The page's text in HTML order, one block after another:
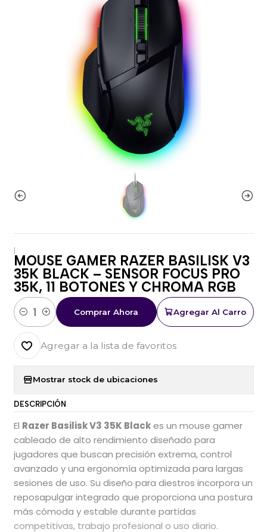
|
MOUSE GAMER RAZER BASILISK V3
35K BLACK – SENSOR FOCUS PRO
35K, 11 BOTONES Y CHROMA RGB
Cantidad
Agregar Al Carro
Comprar Ahora
Agregar a la lista de favoritos
Mostrar stock de ubicaciones
DESCRIPCIÓN
El Razer Basilisk V3 35K Blackes un mouse gamer
cableado de alto rendimiento diseñado para
jugadores que buscan precisión extrema, control
avanzado y una ergonomía optimizada para largas
sesiones de uso. Su diseño para diestros incorpora un
reposapulgar integrado que proporciona una postura
más cómoda y estable durante partidas
competitivas, trabajo profesional o uso diario.